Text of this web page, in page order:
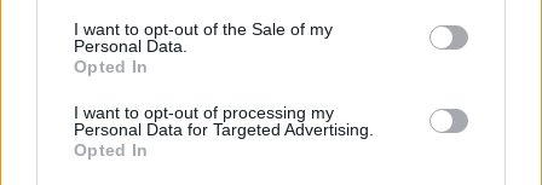
I want to opt-out of the Sale of my
Personal Data.
Opted In
I want to opt-out of processing my
Personal Data for Targeted Advertising.
Opted In
Wassermelonen-Smoothie